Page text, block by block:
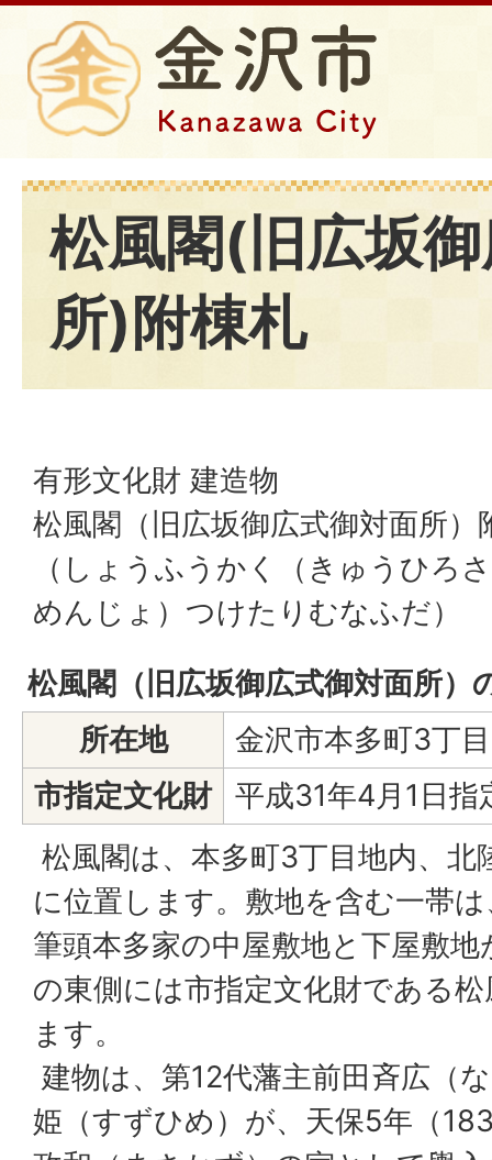
松風閣(旧広坂
所)附棟札
有形文化財 建造物
松風閣（旧広坂御広式御対面所）
（しょうふうかく（きゅうひろ
めんじょ）つけたりむなふだ）
松風閣（旧広坂御広式御対面所）
所在地
金沢市本多町3丁
市指定文化財
平成31年4月1日指
松風閣は、本多町3丁目地内、北
に位置します。敷地を含む一帯
筆頭本多家の中屋敷地と下屋敷
の東側には市指定文化財である
ます。
建物は、第12代藩主前田斉広（
姫（すずひめ）が、天保5年（